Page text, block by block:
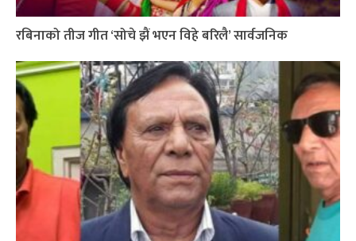
रबिनाको तीज गीत ‘सोचे झैं भएन विहे बरिलै’ सार्वजनिक